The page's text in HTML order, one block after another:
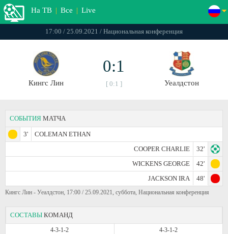
На ТВ | Все | Live
17:00 / 25.09.2021 / Национальная конференция
Кингс Лин
0:1
[ 0:1 ] Уеалдстон
СОБЫТИЯ МАТЧА
3'
COLEMAN ETHAN
COOPER CHARLIE
32'
WICKENS GEORGE
42'
JACKSON IRA
48'
Кингс Лин - Уеалдстон, 17:00 / 25.09.2021, суббота, Национальная конференция
СОСТАВЫ КОМАНД
4-3-1-2
4-3-1-2